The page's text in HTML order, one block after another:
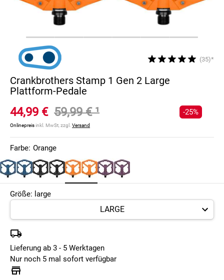
(35)*
Crankbrothers Stamp 1 Gen 2 Large
Plattform-Pedale
44,99 € 59,99 €¹
Onlinepreisinkl. MwSt, zzgl. Versand
-25%
Farbe: Orange
Größe: large
Lieferung ab 3 - 5 Werktagen
Nur noch 5 mal sofort verfügbar